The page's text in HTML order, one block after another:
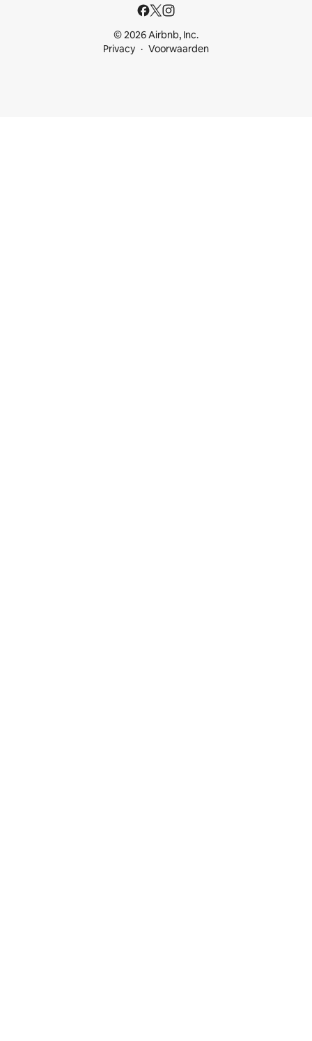
© 2026 Airbnb, Inc.
Privacy
Voorwaarden